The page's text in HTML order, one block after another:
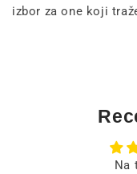
izbor za one koji
Na